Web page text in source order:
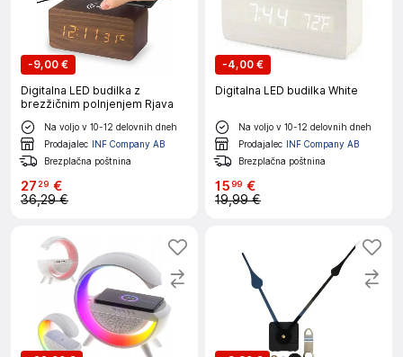
-9,00 €
Digitalna LED budilka z
brezžičnim polnjenjem Rjava
Na voljo v 10-12 delovnih dneh
Prodajalec INF Company AB
Brezplačna poštnina
27 29 €
36,29 €
-4,00 €
Digitalna LED budilka White
Na voljo v 10-12 delovnih dneh
Prodajalec INF Company AB
Brezplačna poštnina
1599 €
19,99 €